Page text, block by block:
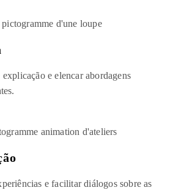
e elencar abordagens
e facilitar diálogos sobre as